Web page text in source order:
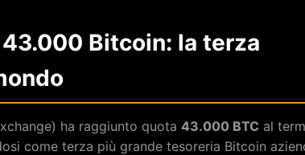
Bitcoin: la terza
ha raggiunto quota 43.000 BTC al
come terza più grande tesoreria Bitcoin